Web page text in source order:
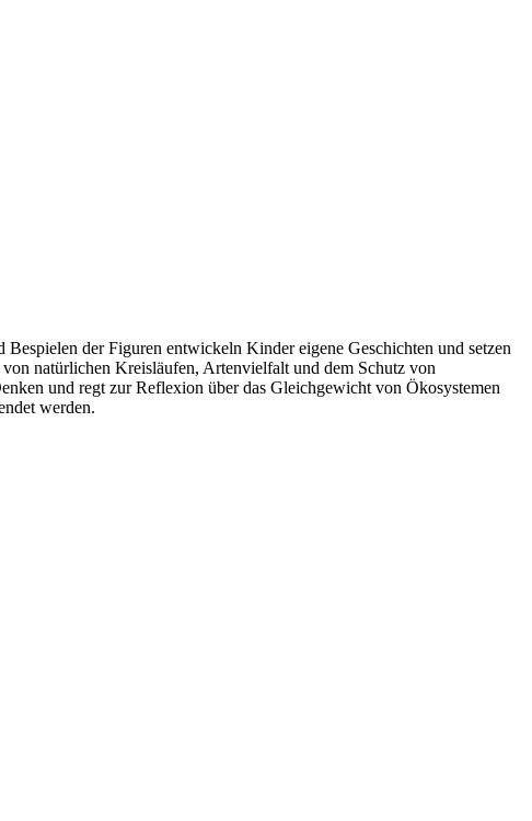
der Figuren entwickeln Kinder eigene Geschichten und setzen
natürlichen Kreisläufen, Artenvielfalt und dem Schutz von
und regt zur Reflexion über das Gleichgewicht von Ökosystemen
werden.